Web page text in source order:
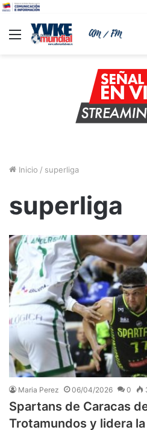
Menu
Inicio / superliga
superliga
Maria Perez 06/04/2026 0
Spartans de Caracas
Trotamundos y lidera